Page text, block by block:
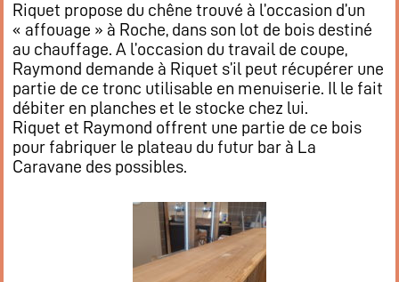
Riquet propose du chêne trouvé à l’occasion d’un
« affouage » à Roche, dans son lot de bois destiné
au chauffage. A l’occasion du travail de coupe,
Raymond demande à Riquet s’il peut récupérer une
partie de ce tronc utilisable en menuiserie. Il le fait
débiter en planches et le stocke chez lui.
Riquet et Raymond offrent une partie de ce bois
pour fabriquer le plateau du futur bar à La
Caravane des possibles.